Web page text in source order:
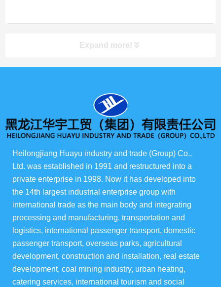
Expand more!
所有产品
俄罗斯伊娃农场
华宇酒店宴会级
华宇楼盘
集团资讯
Heilongjiang Huayu industry and trade (Group) Co.,
Ltd. was established in 1991 and restructured into a
private enterprise in 1998. Now it has developed into
the 14th largest industrial enterprise group with
international trade as the main body and integrating
processing and manufacturing, transportation and
logistics, international passenger transport, domestic
passenger transport, overseas parks, agricultural
development, construction and installation, real estate
development, coal mining industry, urban heating,
catering services, international tourism and social